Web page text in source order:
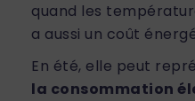
quand les
a aussi un coût
En été, elle peut
la consommation